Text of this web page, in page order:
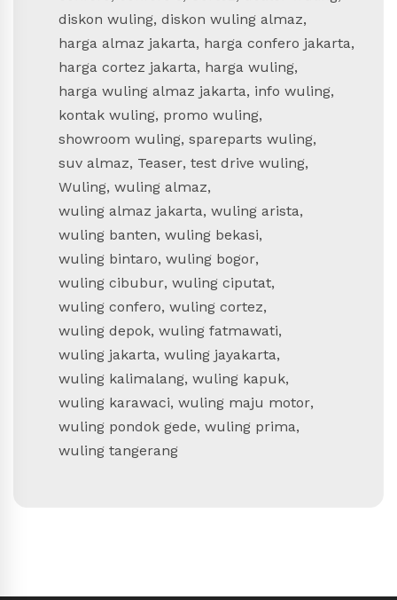
diskon wuling, diskon wuling almaz,
harga almaz jakarta, harga confero jakarta,
harga cortez jakarta, harga wuling,
harga wuling almaz jakarta, info wuling,
kontak wuling, promo wuling,
showroom wuling, spareparts wuling,
suv almaz, Teaser, test drive wuling,
Wuling, wuling almaz,
wuling almaz jakarta, wuling arista,
wuling banten, wuling bekasi,
wuling bintaro, wuling bogor,
wuling cibubur, wuling ciputat,
wuling confero, wuling cortez,
wuling depok, wuling fatmawati,
wuling jakarta, wuling jayakarta,
wuling kalimalang, wuling kapuk,
wuling karawaci, wuling maju motor,
wuling pondok gede, wuling prima,
wuling tangerang